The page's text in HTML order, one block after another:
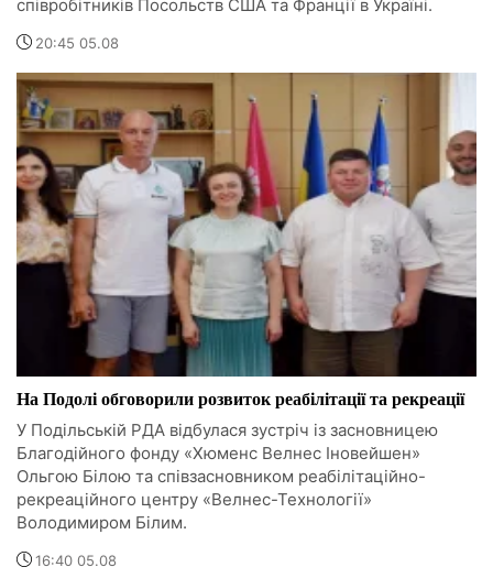
співробітників Посольств США та Франції в Україні.
20:45 05.08
На Подолі обговорили розвиток реабілітації та рекреації
У Подільській РДА відбулася зустріч із засновницею
Благодійного фонду «Хюменс Велнес Іновейшен»
Ольгою Білою та співзасновником реабілітаційно-
рекреаційного центру «Велнес-Технології»
Володимиром Білим.
16:40 05.08